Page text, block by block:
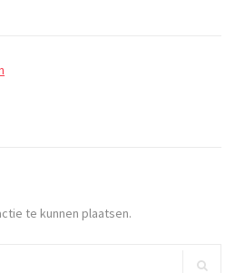
te kunnen plaatsen.